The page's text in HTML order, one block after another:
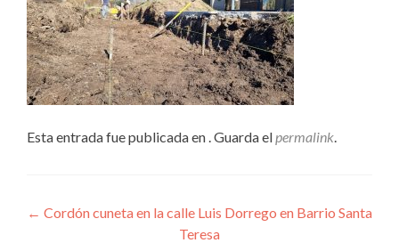
Esta entrada fue publicada en . Guarda elpermalink.
Navegación
← Cordón cuneta en la calle Luis Dorrego en Barrio Santa
Teresa